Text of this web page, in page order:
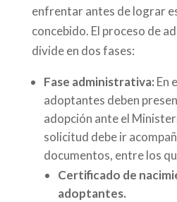
enfrentar antes de lograr
concebido. El proceso de
divide en dos fases:
Fase administrativa: En
adoptantes deben
adopción ante el
solicitud debe ir
documentos, entre los
Certificado de
adoptantes.